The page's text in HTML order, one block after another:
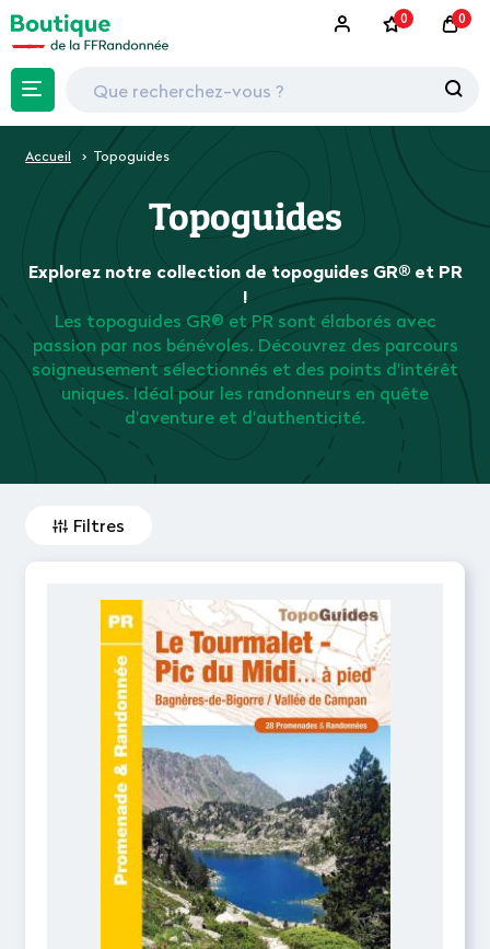
0 0
Accueil Topoguides
Topoguides
Explorez notre collection de topoguides GR® et PR
!
Les topoguides GR® et PR sont élaborés avec
passion par nos bénévoles. Découvrez des parcours
soigneusement sélectionnés et des points d'intérêt
uniques. Idéal pour les randonneurs en quête
d'aventure et d'authenticité.
Filtres